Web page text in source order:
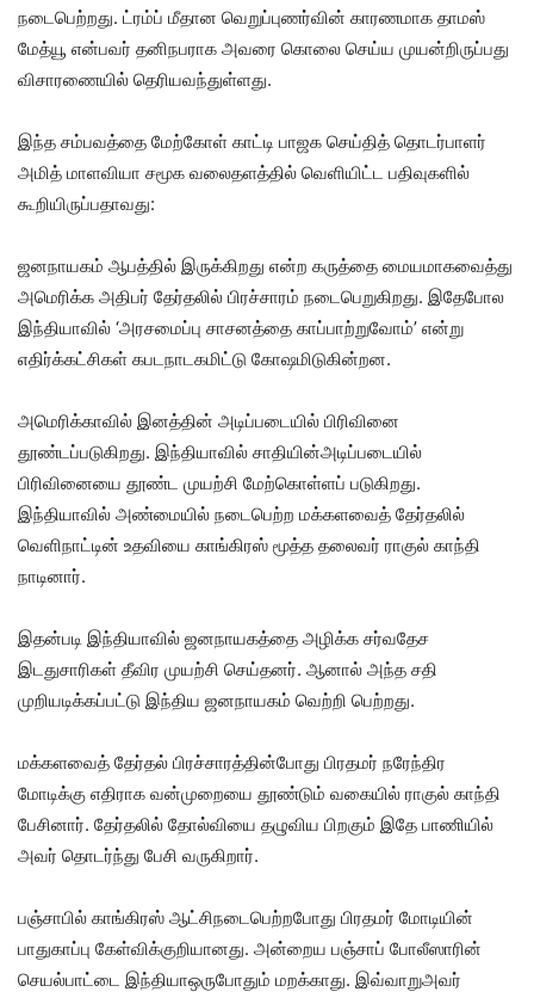
நடைபெற்றது. ட்ரம்ப் மீதான வெறுப்புணர்வின் காரணமாக தாமஸ்
மேத்யூ என்பவர் தனிநபராக அவரை கொலை செய்ய முயன்றிருப்பது
விசாரணையில் தெரியவந்துள்ளது.
இந்த சம்பவத்தை மேற்கோள் காட்டி பாஜக செய்தித் தொடர்பாளர்
அமித் மாளவியா சமூக வலைதளத்தில் வெளியிட்ட பதிவுகளில்
கூறியிருப்பதாவது:
ஜனநாயகம் ஆபத்தில் இருக்கிறது என்ற கருத்தை மையமாகவைத்து
அமெரிக்க அதிபர் தேர்தலில் பிரச்சாரம் நடைபெறுகிறது. இதேபோல
இந்தியாவில் ‘அரசமைப்பு சாசனத்தை காப்பாற்றுவோம்’ என்று
எதிர்க்கட்சிகள் கபடநாடகமிட்டு கோஷமிடுகின்றன.
அமெரிக்காவில் இனத்தின் அடிப்படையில் பிரிவினை
தூண்டப்படுகிறது. இந்தியாவில் சாதியின்அடிப்படையில்
பிரிவினையை தூண்ட முயற்சி மேற்கொள்ளப் படுகிறது.
இந்தியாவில் அண்மையில் நடைபெற்ற மக்களவைத் தேர்தலில்
வெளிநாட்டின் உதவியை காங்கிரஸ் மூத்த தலைவர் ராகுல் காந்தி
நாடினார்.
இதன்படி இந்தியாவில் ஜனநாயகத்தை அழிக்க சர்வதேச
இடதுசாரிகள் தீவிர முயற்சி செய்தனர். ஆனால் அந்த சதி
முறியடிக்கப்பட்டு இந்திய ஜனநாயகம் வெற்றி பெற்றது.
மக்களவைத் தேர்தல் பிரச்சாரத்தின்போது பிரதமர் நரேந்திர
மோடிக்கு எதிராக வன்முறையை தூண்டும் வகையில் ராகுல் காந்தி
பேசினார். தேர்தலில் தோல்வியை தழுவிய பிறகும் இதே பாணியில்
அவர் தொடர்ந்து பேசி வருகிறார்.
பஞ்சாபில் காங்கிரஸ் ஆட்சிநடைபெற்றபோது பிரதமர் மோடியின்
பாதுகாப்பு கேள்விக்குறியானது. அன்றைய பஞ்சாப் போலீஸாரின்
செயல்பாட்டை இந்தியாஒருபோதும் மறக்காது. இவ்வாறுஅவர்